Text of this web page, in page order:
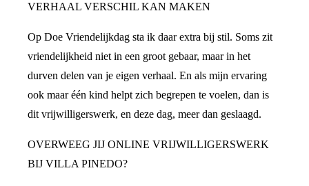
VERHAAL VERSCHIL KAN MAKEN
Op Doe Vriendelijkdag sta ik daar extra bij stil. Soms zit
vriendelijkheid niet in een groot gebaar, maar in het
durven delen van je eigen verhaal. En als mijn ervaring
ook maar één kind helpt zich begrepen te voelen, dan is
dit vrijwilligerswerk, en deze dag, meer dan geslaagd.
OVERWEEG JIJ ONLINE VRIJWILLIGERSWERK
BIJ VILLA PINEDO?